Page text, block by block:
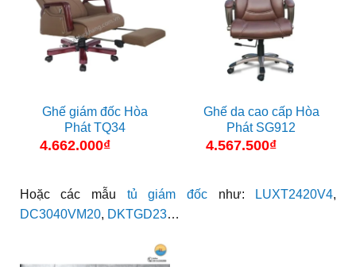
Ghế giám đốc Hòa
Phát TQ34
4.662.000₫
Ghế da cao cấp Hòa
Phát SG912
4.567.500₫
Hoặc các mẫu tủ giám đốcnhư: LUXT2420V4,
DC3040VM20, DKTGD23…